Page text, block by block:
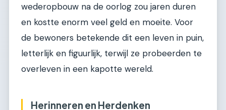
wederopbouw na de oorlog zou jaren duren
en kostte enorm veel geld en moeite. Voor
de bewoners betekende dit een leven in puin,
letterlijk en figuurlijk, terwijl ze probeerden te
overleven in een kapotte wereld.
Herinneren en Herdenken